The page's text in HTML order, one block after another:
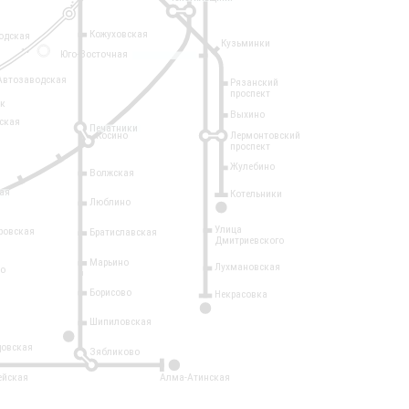
2
14
Кузьминки
Рязанский
проспект
Выхино
Лермонтовский
проспект
Жулебино
Котельники
Кожуховская
Печатники
Волжская
Люблино
Братиславская
Марьино
Борисово
Шипиловская
Зябликово
Алма-Атинская
Улица
Дмитриевского
Лухмановская
Некрасовка
Косино
Юго-Восточная